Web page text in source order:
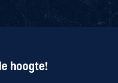
hoogte!